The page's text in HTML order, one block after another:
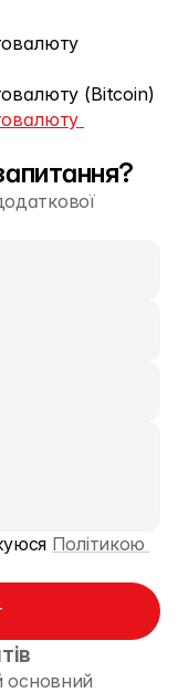
(Bitcoin)
Політикою